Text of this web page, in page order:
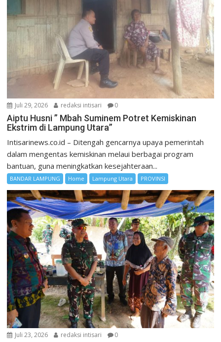
Juli 29, 2026 redaksi intisari 0
Aiptu Husni ” Mbah Suminem Potret Kemiskinan
Ekstrim di Lampung Utara”
Intisarinews.co.id – Ditengah gencarnya upaya pemerintah
dalam mengentas kemiskinan melaui berbagai program
bantuan, guna meningkatkan kesejahteraan...
BANDAR LAMPUNG Home Lampung Utara PROVINSI
Juli 23, 2026 redaksi intisari 0